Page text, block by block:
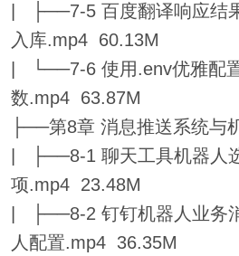
| ├──7-5 百度翻译响应结
入库.mp4 60.13M
| └──7-6 使用.env优雅配
数.mp4 63.87M
├──第8章 消息推送系统与
| ├──8-1 聊天工具机器人
项.mp4 23.48M
| ├──8-2 钉钉机器人业务
人配置.mp4 36.35M